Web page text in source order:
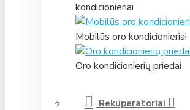
kondicionieriai
Mobilūs oro kondicionieriai
Oro kondicionierių priedai
Rekuperatoriai